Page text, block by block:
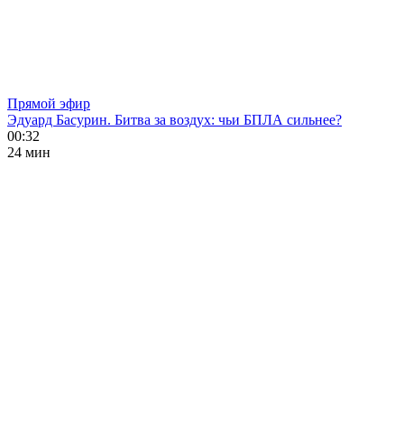
Прямой эфир
Эдуард Басурин. Битва за воздух: чьи БПЛА сильнее?
00:32
24 мин